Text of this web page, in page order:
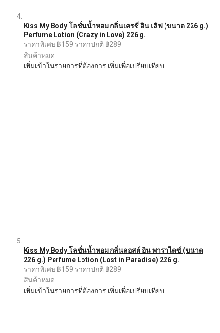
Kiss My Body โลชั่นน้ำหอม กลิ่นเครซี่ อิน เลิฟ (ขนาด 226 g.)
Perfume Lotion (Crazy in Love) 226 g.
ราคาพิเศษ ฿159 ราคาปกติ ฿289
สินค้าหมด
เพิ่มเข้าในรายการที่ต้องการ เพิ่มเพื่อเปรียบเทียบ
Kiss My Body โลชั่นน้ำหอม กลิ่นลอสต์ อิน พาราไดซ์ (ขนาด
226 g.) Perfume Lotion (Lost in Paradise) 226 g.
ราคาพิเศษ ฿159 ราคาปกติ ฿289
สินค้าหมด
เพิ่มเข้าในรายการที่ต้องการ เพิ่มเพื่อเปรียบเทียบ